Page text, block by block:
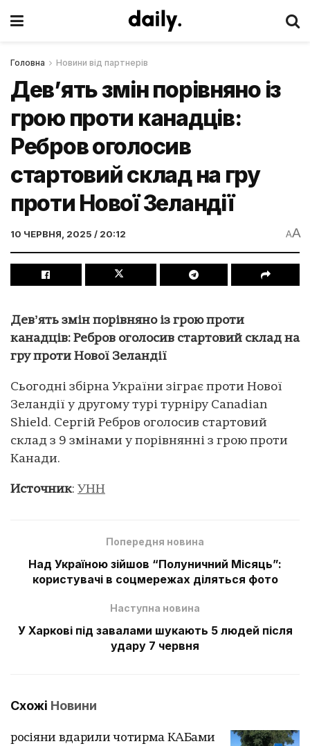
Головна Новини від партнерів
Девʼять змін порівняно із
грою проти канадців:
Ребров оголосив
стартовий склад на гру
проти Нової Зеландії
10 ЧЕРВНЯ, 2025 / 20:12 AA
Девʼять змін порівняно із грою проти
канадців: Ребров оголосив стартовий склад на
гру проти Нової Зеландії
Сьогодні збірна України зіграє проти Нової
Зеландії у другому турі турніру Canadian
Shield. Сергій Ребров оголосив стартовий
склад з 9 змінами у порівнянні з грою проти
Канади.
Источник: УНН
Попередня новина
Над Україною зійшов “Полуничний Місяць”:
користувачі в соцмережах діляться фото
Наступна новина
У Харкові під завалами шукають 5 людей після
удару 7 червня
Схожі Новини
росіяни вдарили чотирма КАБами